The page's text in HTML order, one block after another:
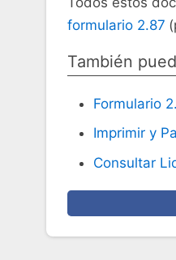
formulario 2.87
También
Formulario
Imprimir y
Consultar